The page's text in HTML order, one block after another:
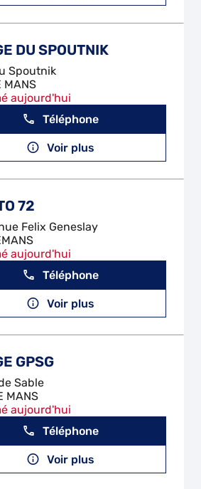
DU SPOUTNIK
Spoutnik
MANS
aujourd'hui
Téléphone
Voir plus
72
Felix Geneslay
aujourd'hui
Téléphone
Voir plus
GPSG
Sable
MANS
aujourd'hui
Téléphone
Voir plus